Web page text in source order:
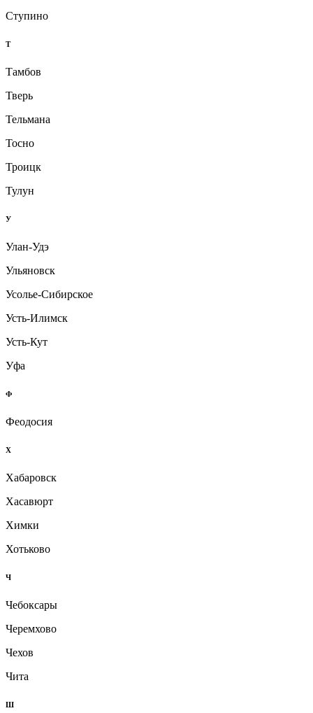
Ступино
Т
Тамбов
Тверь
Тельмана
Тосно
Троицк
Тулун
У
Улан-Удэ
Ульяновск
Усолье-Сибирское
Усть-Илимск
Усть-Кут
Уфа
Ф
Феодосия
Х
Хабаровск
Хасавюрт
Химки
Хотьково
Ч
Чебоксары
Черемхово
Чехов
Чита
Ш